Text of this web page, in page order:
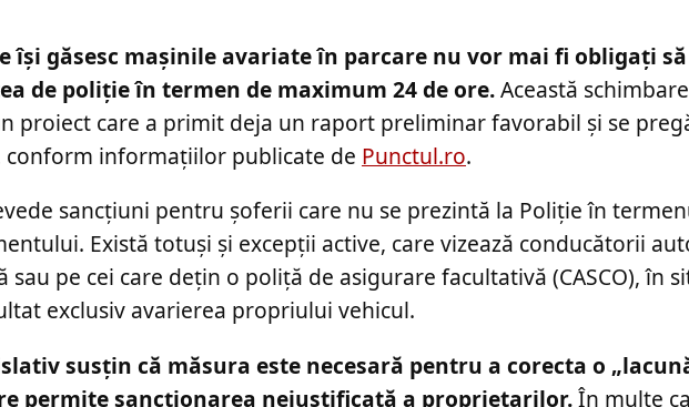
își găsesc mașinile avariate în parcare nu vor mai fi obligați să
de poliție în termen de maximum 24 de ore.Această schimbare
proiect care a primit deja un raport preliminar favorabil și se
informațiilor publicate de Punctul.ro.
sancțiuni pentru șoferii care nu se prezintă la Poliție în
Există totuși și excepții active, care vizează conducătorii
pe cei care dețin o poliță de asigurare facultativă (CASCO), în
exclusiv avarierea propriului vehicul.
susțin că măsura este necesară pentru a corecta o
permite sancționarea nejustificată a proprietarilor.În multe